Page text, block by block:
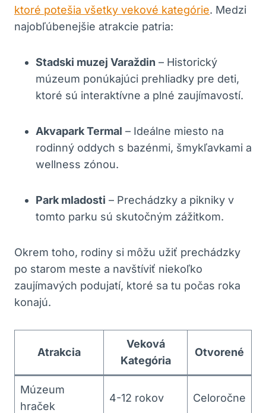
ktoré potešia všetky vekové kategórie. Medzi
najobľúbenejšie atrakcie patria:
Stadski muzej Varaždin – Historický
múzeum ponúkajúci prehliadky pre deti,
ktoré sú interaktívne a plné zaujímavostí.
Akvapark Termal – Ideálne miesto na
rodinný oddych s bazénmi, šmykľavkami a
wellness zónou.
Park mladosti – Prechádzky a pikniky v
tomto parku sú skutočným zážitkom.
Okrem toho, rodiny si môžu užiť prechádzky
po starom meste a navštíviť niekoľko
zaujímavých podujatí, ktoré sa tu počas roka
konajú.
Atrakcia
Veková
Kategória
Otvorené
Múzeum
hraček
4-12 rokov Celoročne